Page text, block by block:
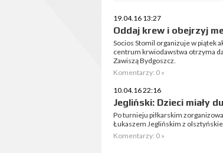
19.04.16 13:27
Oddaj krew i obejrzyj
Socios Stomil organizuje w piątek
centrum krwiodawstwa otrzyma
Zawiszą Bydgoszcz.
Komentarzy: 0 »
10.04.16 22:16
Jegliński: Dzieci miały
Po turnieju piłkarskim
Łukaszem Jeglińskim z
Komentarzy: 0 »